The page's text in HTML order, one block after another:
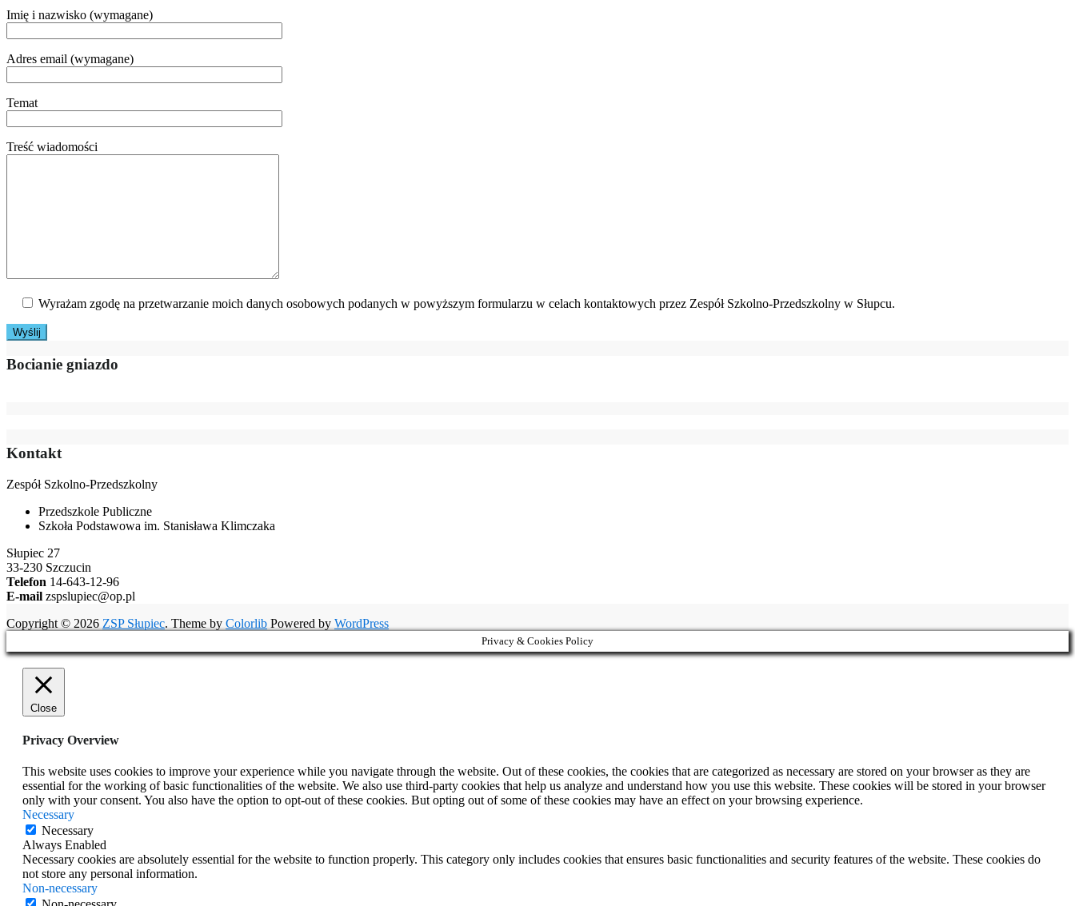
Imię i nazwisko (wymagane)
Adres email (wymagane)
Temat
Treść wiadomości
Wyrażam zgodę na przetwarzanie moich danych osobowych podanych w powyższym formularzu w celach kontaktowych przez Zespół Szkolno-Przedszkolny w Słupcu.
Bocianie gniazdo
Kontakt
Zespół Szkolno-Przedszkolny
Przedszkole Publiczne
Szkoła Podstawowa im. Stanisława Klimczaka
Słupiec 27
33-230 Szczucin
Telefon 14-643-12-96
E-mail zspslupiec@op.pl
Copyright © 2026 ZSP Słupiec. Theme by Colorlib Powered by WordPress
Privacy & Cookies Policy
Close
Privacy Overview
This website uses cookies to improve your experience while you navigate through the website. Out of these cookies, the cookies that are categorized as necessary are stored on your browser as they are
essential for the working of basic functionalities of the website. We also use third-party cookies that help us analyze and understand how you use this website. These cookies will be stored in your browser
only with your consent. You also have the option to opt-out of these cookies. But opting out of some of these cookies may have an effect on your browsing experience.
Necessary
Necessary
Always Enabled
Necessary cookies are absolutely essential for the website to function properly. This category only includes cookies that ensures basic functionalities and security features of the website. These cookies do
not store any personal information.
Non-necessary